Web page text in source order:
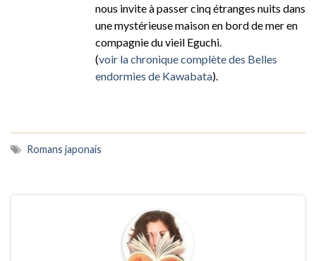
nous invite à passer cinq étranges nuits dans
une mystérieuse maison en bord de mer en
compagnie du vieil Eguchi.
(voir la chronique complète des Belles
endormies de Kawabata).
Romans japonais